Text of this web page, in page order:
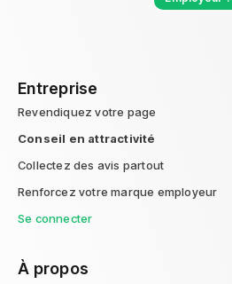
Entreprise
Revendiquez votre page
Conseil en attractivité
Collectez des avis partout
Renforcez votre marque employeur
Se connecter
À propos